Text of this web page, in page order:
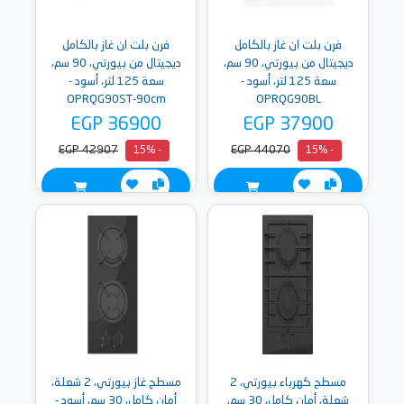
فرن بلت ان غاز بالكامل
ديجيتال من بيورتي، 90 سم،
سعة 125 لتر، أسود -
OPRQG90BL
EGP 37900
- 15%
EGP 44070
فرن بلت ان غاز بالكامل
ديجيتال من بيورتي، 90 سم،
سعة 125 لتر، أسود -
OPRQG90ST-90cm
EGP 36900
- 15%
EGP 42907
مسطح كهرباء بيورتي، 2
شعلة، أمان كامل، 30 سم،
مسطح غاز بيورتي، 2 شعلة،
أمان كامل، 30 سم، أسود -